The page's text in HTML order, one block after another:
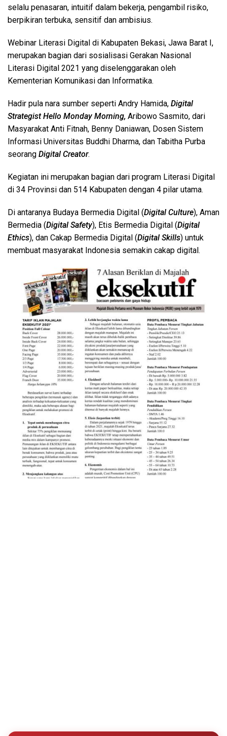
selalu penasaran, intuitif dalam bekerja, pengambil risiko,
berpikiran terbuka, sensitif dan ambisius.
Webinar Literasi Digital di Kabupaten Bekasi, Jawa Barat I,
merupakan bagian dari sosialisasi Gerakan Nasional
Literasi Digital 2021 yang diselenggarakan oleh
Kementerian Komunikasi dan Informatika.
Hadir pula nara sumber seperti Andry Hamida, Digital
Strategist Hello Monday Morning, Aribowo Sasmito, dari
Masyarakat Anti Fitnah, Benny Daniawan, Dosen Sistem
Informasi Universitas Buddhi Dharma, dan Tabitha Purba
seorang Digital Creator.
Kegiatan ini merupakan bagian dari program Literasi Digital
di 34 Provinsi dan 514 Kabupaten dengan 4 pilar utama.
Di antaranya Budaya Bermedia Digital (Digital Culture), Aman
Bermedia (Digital Safety), Etis Bermedia Digital (Digital
Ethics), dan Cakap Bermedia Digital (Digital Skills) untuk
membuat masyarakat Indonesia semakin cakap digital.